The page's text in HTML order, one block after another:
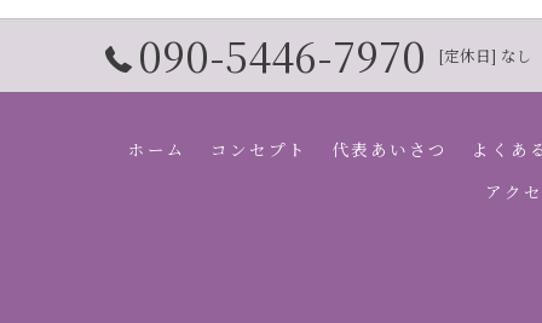
090-5446-7970 [定休日] なし
ホーム コンセプト 代表あいさつ
よくあ
アク